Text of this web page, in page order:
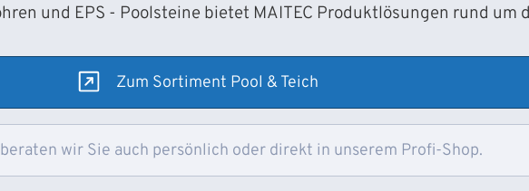
und EPS - Poolsteine bietet MAITEC Produktlösungen rund um
Zum Sortiment Pool & Teich
wir Sie auch persönlich oder direkt in unserem Profi-Shop.